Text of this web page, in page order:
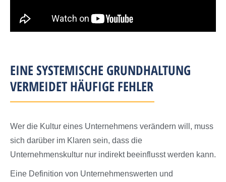
EINE SYSTEMISCHE GRUNDHALTUNG
VERMEIDET HÄUFIGE FEHLER
Wer die Kultur eines Unternehmens verändern will, muss
sich darüber im Klaren sein, dass die
Unternehmenskultur nur indirekt beeinflusst werden kann.
Eine Definition von Unternehmenswerten und